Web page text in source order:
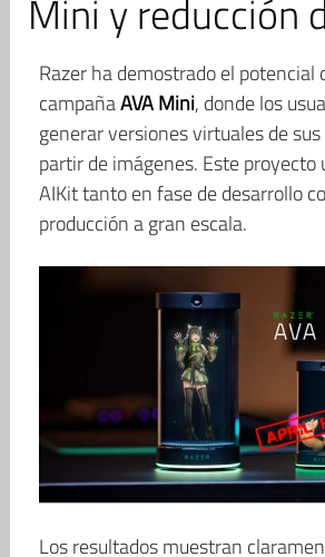
Mini y reducción
Razer ha demostrado el potencial
campañaAVA Mini, donde los
generar versiones virtuales de
partir de imágenes. Este proyecto
AIKit tanto en fase de desarrollo
producción a gran escala.
Los resultados muestran